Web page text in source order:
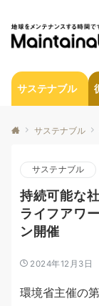
サステナブル
サステナブル
サステナブル
持続可能な
ライフアワ
ン開催
2024年12月3日
環境省主催の